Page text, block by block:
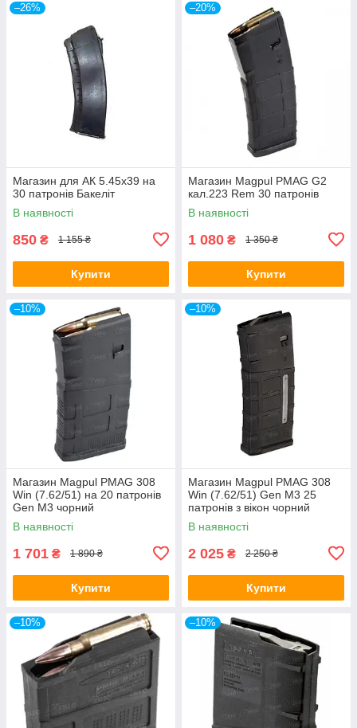
–26%
Магазин для АК 5.45х39 на
30 патронів Бакеліт
В наявності
850 ₴ 1 155 ₴
Купити
–20%
Магазин Magpul PMAG G2
кал.223 Rem 30 патронів
В наявності
1 080 ₴ 1 350 ₴
Купити
–10%
Магазин Magpul PMAG 308
Win (7.62/51) на 20 патронів
Gen M3 чорний
В наявності
1 701 ₴ 1 890 ₴
Купити
–10%
Магазин Magpul PMAG 308
Win (7.62/51) Gen M3 25
патронів з вікон чорний
В наявності
2 025 ₴ 2 250 ₴
Купити
–10% –10%